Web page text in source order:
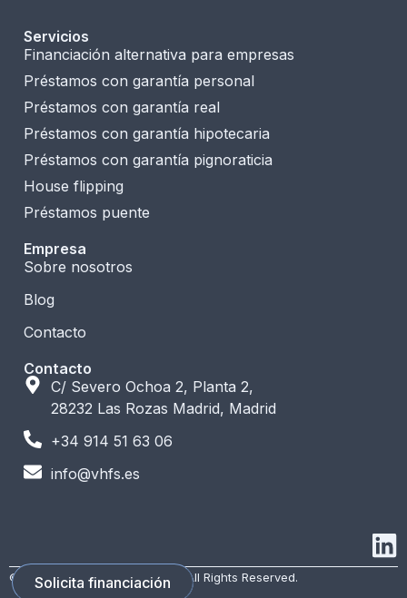
Solicita financiación
Servicios
Financiación alternativa para empresas
Préstamos con garantía personal
Préstamos con garantía real
Préstamos con garantía hipotecaria
Préstamos con garantía pignoraticia
House flipping
Préstamos puente
Empresa
Sobre nosotros
Blog
Contacto
Contacto
C/ Severo Ochoa 2, Planta 2,
28232 Las Rozas Madrid, Madrid
+34 914 51 63 06
info@vhfs.es
© 2026 VH Financial Services. All Rights Reserved.